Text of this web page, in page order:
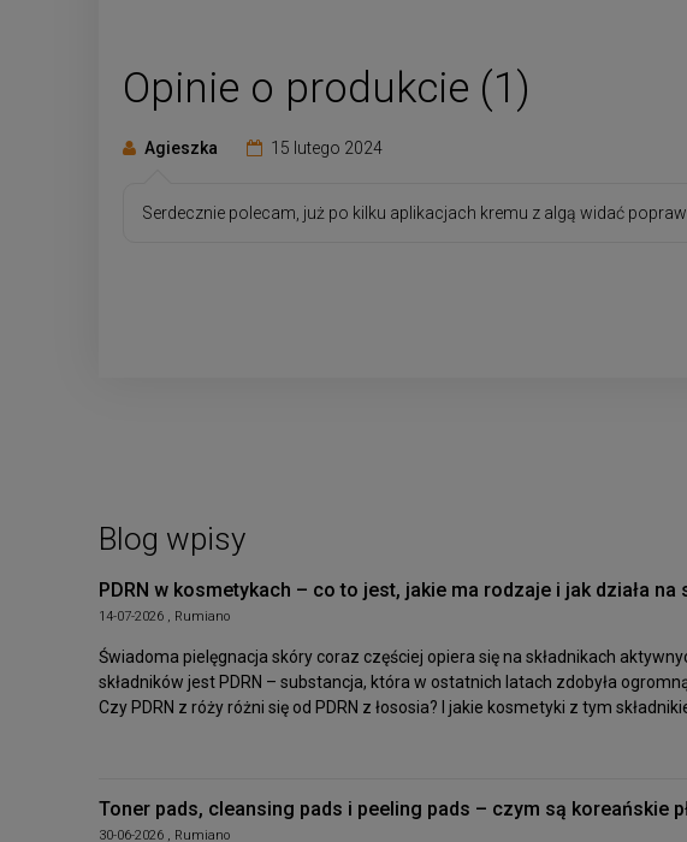
Opinie o produkcie (1)
Agieszka 15 lutego 2024
Serdecznie polecam, już po kilku aplikacjach kremu z algą widać
Blog wpisy
PDRN w kosmetykach – co to jest, jakie ma rodzaje i jak działa na
14-07-2026 , Rumiano
Świadoma pielęgnacja skóry coraz częściej opiera się na składnikach
składników jest PDRN – substancja, która w ostatnich latach zdobyła
Czy PDRN z róży różni się od PDRN z łososia? I jakie kosmetyki z tym
Toner pads, cleansing pads i peeling pads – czym są koreańskie
30-06-2026 , Rumiano